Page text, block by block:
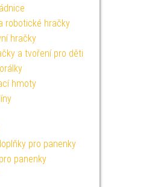
robotické hračky
hračky
a tvoření pro děti
hmoty
pro panenky
panenky